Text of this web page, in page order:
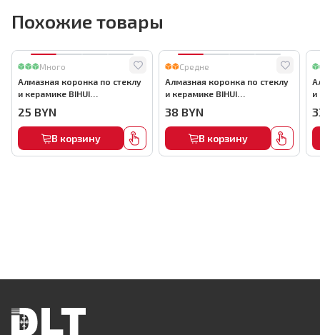
Похожие товары
Много
Алмазная коронка по стеклу
и керамике BIHUI
коронка), 35мм, арт.DBW35
25 BYN
В корзину
Средне
Алмазная коронка по стеклу
и керамике BIHUI
коронка), 55мм, арт.DBW55
38 BYN
В корзину
и